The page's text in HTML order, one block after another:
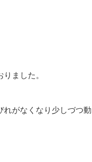
ました。
れがなくなり少しづつ動